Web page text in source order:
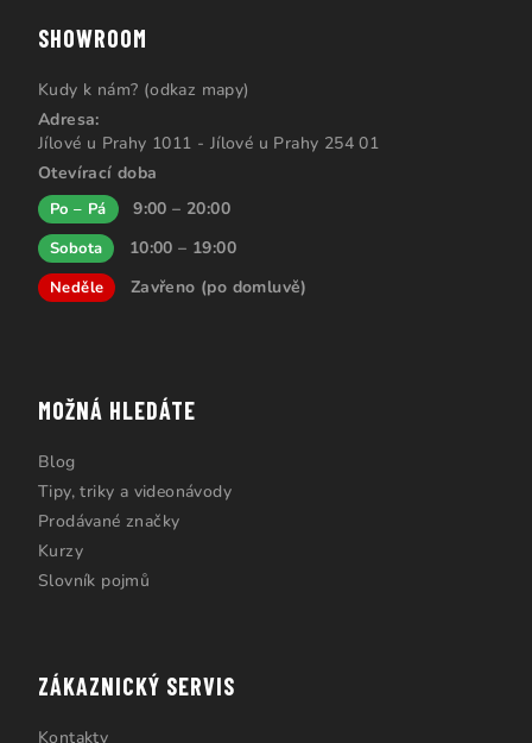
SHOWROOM
Kudy k nám? (odkaz mapy)
Adresa:
Jílové u Prahy 1011 - Jílové u Prahy 254 01
Otevírací doba
Po – Pá 9:00 – 20:00
Sobota 10:00 – 19:00
Neděle Zavřeno (po domluvě)
MOŽNÁ HLEDÁTE
Blog
Tipy, triky a videonávody
Prodávané značky
Kurzy
Slovník pojmů
ZÁKAZNICKÝ SERVIS
Kontakty